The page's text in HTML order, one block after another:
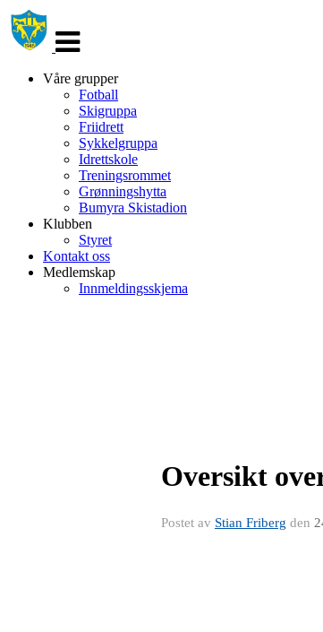
navigasjon
Våre grupper
Fotball
Skigruppa
Friidrett
Sykkelgruppa
Idrettskole
Treningsrommet
Grønningshytta
Bumyra Skistadion
Klubben
Styret
Kontakt oss
Medlemskap
Innmeldingsskjema
Oversikt
Postet av Stian Friberg den